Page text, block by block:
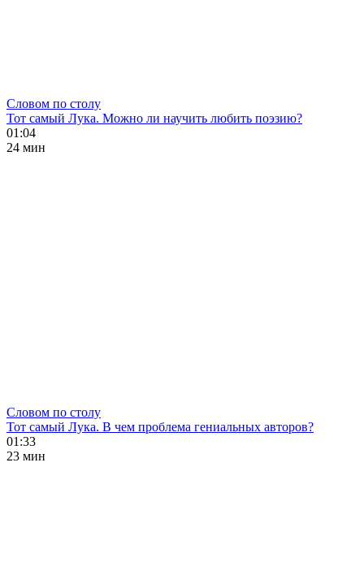
Словом по столу
Тот самый Лука. Можно ли научить любить поэзию?
01:04
24 мин
Словом по столу
Тот самый Лука. В чем проблема гениальных авторов?
01:33
23 мин